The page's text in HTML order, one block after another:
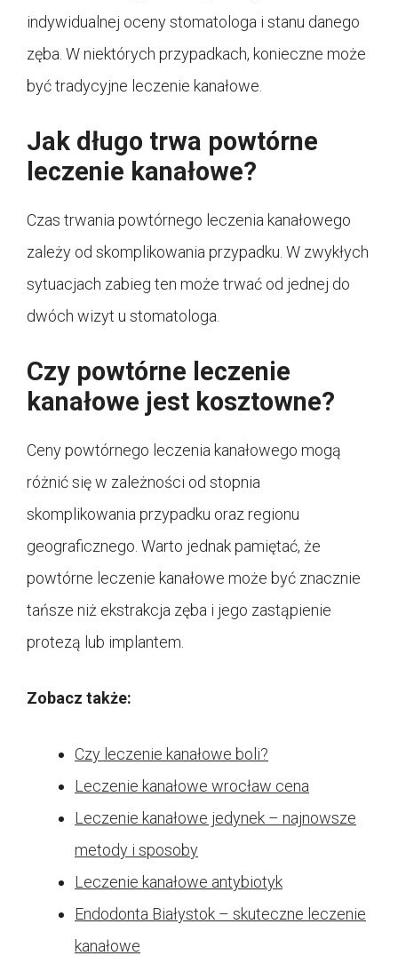
indywidualnej oceny stomatologa i stanu danego
zęba. W niektórych przypadkach, konieczne może
być tradycyjne leczenie kanałowe.
Jak długo trwa powtórne
leczenie kanałowe?
Czas trwania powtórnego leczenia kanałowego
zależy od skomplikowania przypadku. W zwykłych
sytuacjach zabieg ten może trwać od jednej do
dwóch wizyt u stomatologa.
Czy powtórne leczenie
kanałowe jest kosztowne?
Ceny powtórnego leczenia kanałowego mogą
różnić się w zależności od stopnia
skomplikowania przypadku oraz regionu
geograficznego. Warto jednak pamiętać, że
powtórne leczenie kanałowe może być znacznie
tańsze niż ekstrakcja zęba i jego zastąpienie
protezą lub implantem.
Zobacz także:
Czy leczenie kanałowe boli?
Leczenie kanałowe wrocław cena
Leczenie kanałowe jedynek – najnowsze
metody i sposoby
Leczenie kanałowe antybiotyk
Endodonta Białystok – skuteczne leczenie
kanałowe